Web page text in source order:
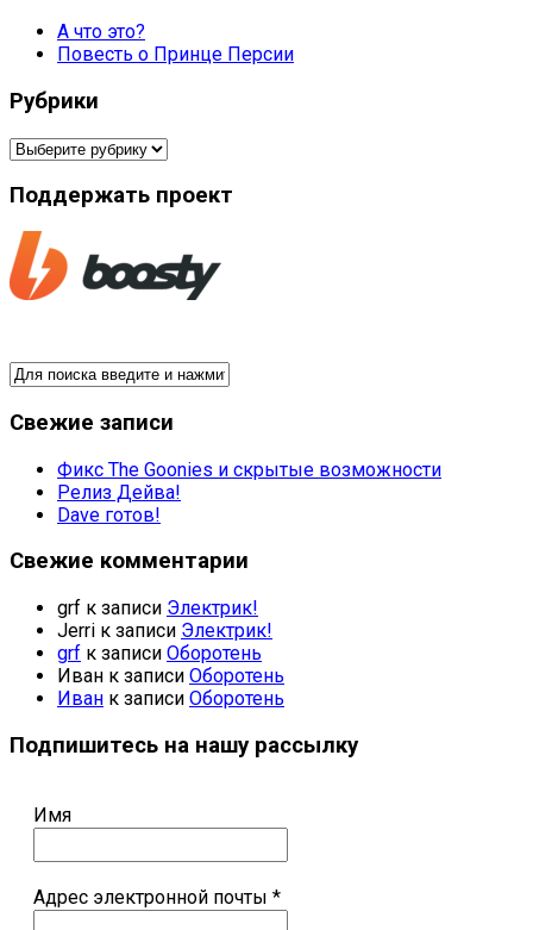
А что это?
Повесть о Принце Персии
Рубрики
Рубрики
Поддержать проект
Свежие записи
Фикс The Goonies и скрытые возможности
Релиз Дейва!
Dave готов!
Свежие комментарии
grf к записи Электрик!
Jerri к записи Электрик!
grf к записи Оборотень
Иван к записи Оборотень
Иван к записи Оборотень
Подпишитесь на нашу рассылку
Имя
Адрес электронной почты *